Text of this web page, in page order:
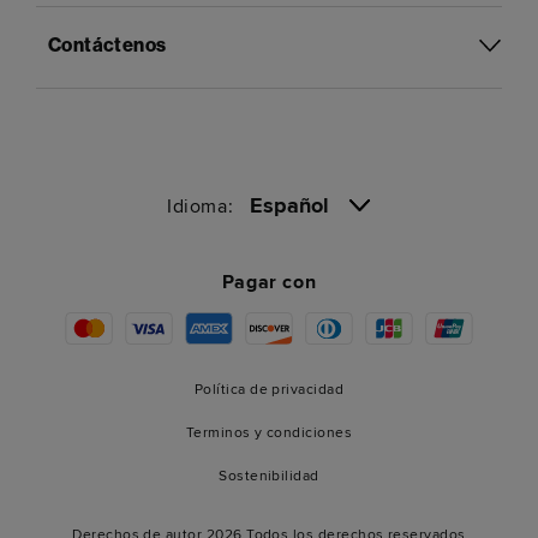
Contáctenos
Idioma: Español
Pagar con
Política de privacidad
Terminos y condiciones
Sostenibilidad